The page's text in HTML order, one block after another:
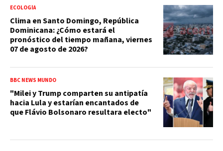
ECOLOGÍA
Clima en Santo Domingo, República
Dominicana: ¿Cómo estará el
pronóstico del tiempo mañana, viernes
07 de agosto de 2026?
BBC NEWS MUNDO
"Milei y Trump comparten su antipatía
hacia Lula y estarían encantados de
que Flávio Bolsonaro resultara electo"